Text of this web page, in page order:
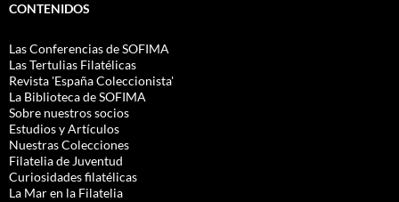
CONTENIDOS
Las Conferencias de SOFIMA
Las Tertulias Filatélicas
Revista 'España Coleccionista'
La Biblioteca de SOFIMA
Sobre nuestros socios
Estudios y Artículos
Nuestras Colecciones
Filatelia de Juventud
Curiosidades filatélicas
La Mar en la Filatelia